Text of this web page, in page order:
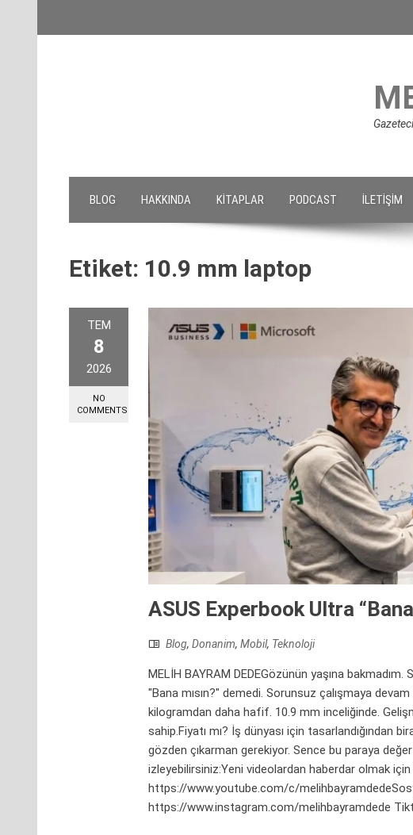
BLOG HAKKINDA KITAPLAR PODCAST İLETIŞIM
Etiket: 10.9 mm laptop
TEM
8
2026
NO
COMMENTS
ASUS Experbook Ultra
Blog, Donanim, Mobil, Teknoloji
MELİH BAYRAM DEDEGözünün yaşına bakmadım.
"Bana mısın?" demedi. Sorunsuz çalışmaya
kilogramdan daha hafif. 10.9 mm inceliğinde.
sahip.Fiyatı mı? İş dünyası için tasarlandığından
gözden çıkarman gerekiyor. Sence bu paraya
izleyebilirsiniz:Yeni videolardan haberdar olmak
https://www.youtube.com/c/
https://www.instagram.com/melihbayramdede